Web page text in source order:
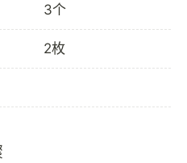
3个
2枚